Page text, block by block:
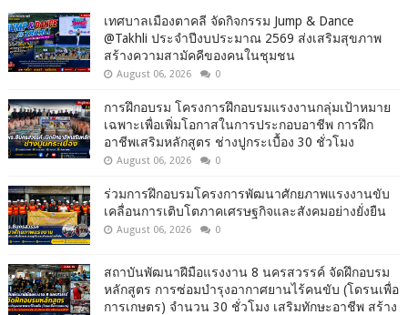
เทศบาลเมืองตาคลี จัดกิจกรรม Jump & Dance
@Takhli ประจำปีงบประมาณ 2569 ส่งเสริมสุขภาพ
สร้างความสามัคคีของคนในชุมชน
August 06, 2026 0
การฝึกอบรม โครงการฝึกอบรมแรงงานกลุ่มเป้าหมาย
เฉพาะเพื่อเพิ่มโอกาสในการประกอบอาชีพ การฝึก
อาชีพเสริมหลักสูตร ช่างปูกระเบื้อง 30 ชั่วโมง
August 06, 2026 0
ร่วมการฝึกอบรมโครงการพัฒนาศักยภาพแรงงานขับ
เคลื่อนการเติบโตภาคเศรษฐกิจและสังคมอย่างยั่งยืน
August 06, 2026 0
สถาบันพัฒนาฝีมือแรงงาน 8 นครสวรรค์ จัดฝึกอบรม
หลักสูตร การซ่อมบำรุงอากาศยานไร้คนขับ (โดรนเพื่อ
การเกษตร) จำนวน 30 ชั่วโมง เสริมทักษะอาชีพ สร้าง